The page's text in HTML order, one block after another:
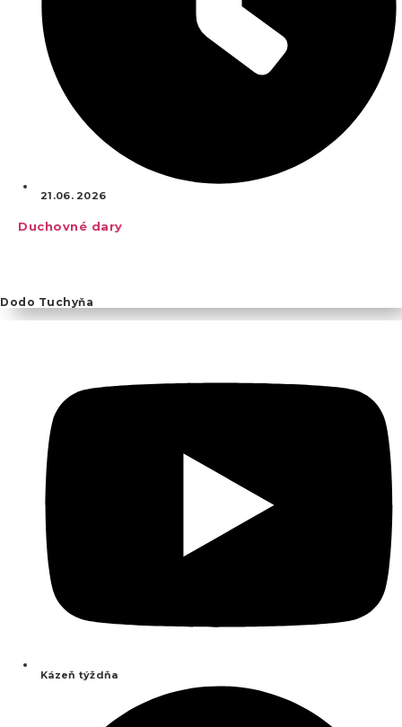
21.06. 2026
Duchovné dary
Dodo Tuchyňa
Kázeň týždňa